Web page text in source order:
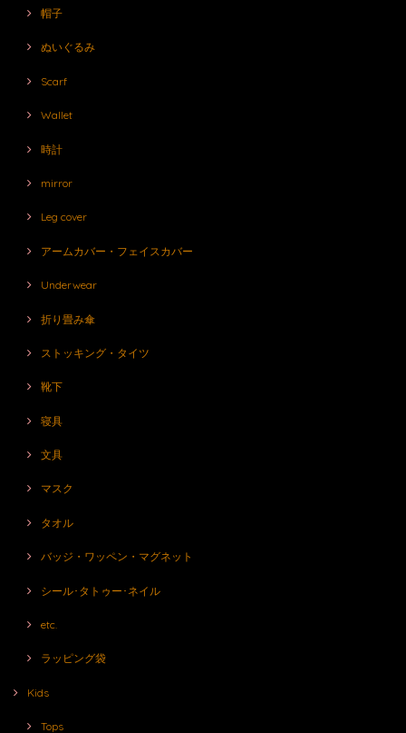
帽子
ぬいぐるみ
Scarf
Wallet
時計
mirror
Leg cover
アームカバー・フェイスカバー
Underwear
折り畳み傘
ストッキング・タイツ
靴下
寝具
文具
マスク
タオル
バッジ・ワッペン・マグネット
シール･タトゥー･ネイル
etc.
ラッピング袋
Kids
Tops